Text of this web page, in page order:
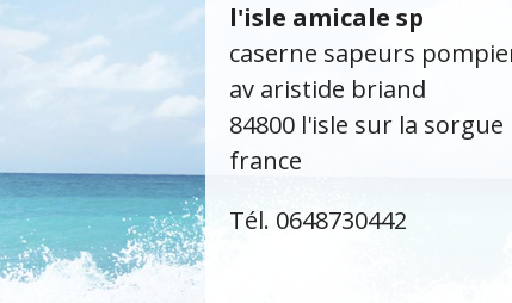
l'isle amicale sp
caserne sapeurs
av aristide briand
84800 l'isle sur la sorgue
france
Tél. 0648730442